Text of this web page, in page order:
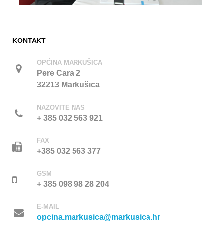
KONTAKT
OPĆINA MARKUŠICA
Pere Cara 2
32213 Markušica
NAZOVITE NAS
+ 385 032 563 921
FAX
+385 032 563 377
GSM
+ 385 098 98 28 204
E-MAIL
opcina.markusica@markusica.hr